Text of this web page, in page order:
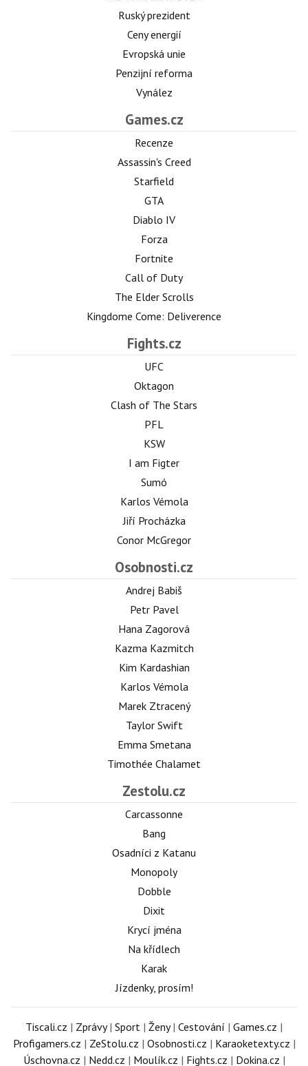
Ruský prezident
Ceny energií
Evropská unie
Penzijní reforma
Vynález
Games.cz
Recenze
Assassin's Creed
Starfield
GTA
Diablo IV
Forza
Fortnite
Call of Duty
The Elder Scrolls
Kingdome Come: Deliverence
Fights.cz
UFC
Oktagon
Clash of The Stars
PFL
KSW
I am Figter
Sumó
Karlos Vémola
Jiří Procházka
Conor McGregor
Osobnosti.cz
Andrej Babiš
Petr Pavel
Hana Zagorová
Kazma Kazmitch
Kim Kardashian
Karlos Vémola
Marek Ztracený
Taylor Swift
Emma Smetana
Timothée Chalamet
Zestolu.cz
Carcassonne
Bang
Osadníci z Katanu
Monopoly
Dobble
Dixit
Krycí jména
Na křídlech
Karak
Jízdenky, prosím!
Tiscali.cz | Zprávy| Sport | Ženy| Cestování | Games.cz |
Profigamers.cz | ZeStolu.cz | Osobnosti.cz | Karaoketexty.cz |
Úschovna.cz | Nedd.cz | Moulík.cz | Fights.cz | Dokina.cz |